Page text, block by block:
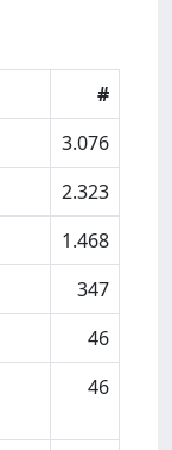
#
3.076
2.323
1.468
347
46
46